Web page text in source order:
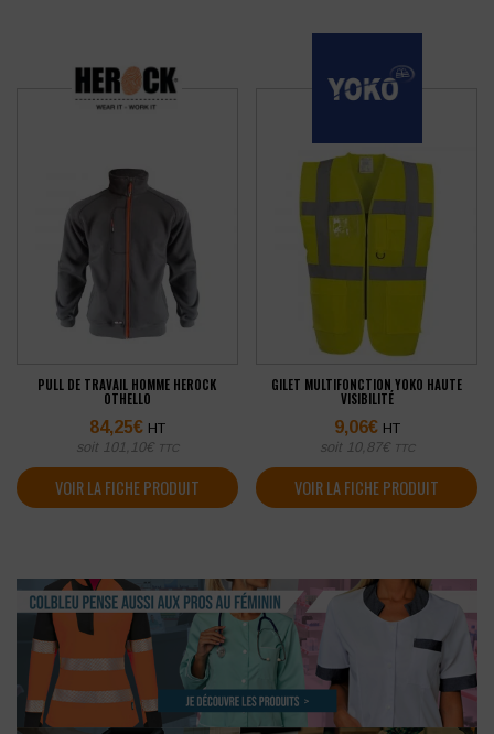
PULL DE TRAVAIL HOMME HEROCK
OTHELLO
84,25€ HT
soit 101,10€ TTC
VOIR LA FICHE PRODUIT
GILET MULTIFONCTION YOKO HAUTE
VISIBILITÉ
9,06€ HT
soit 10,87€ TTC
VOIR LA FICHE PRODUIT